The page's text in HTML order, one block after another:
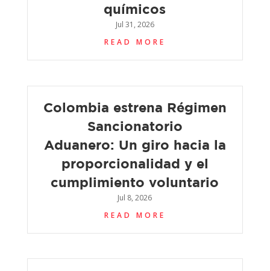
químicos
Jul 31, 2026
READ MORE
Colombia estrena Régimen
Sancionatorio
Aduanero: Un giro hacia la
proporcionalidad y el
cumplimiento voluntario
Jul 8, 2026
READ MORE